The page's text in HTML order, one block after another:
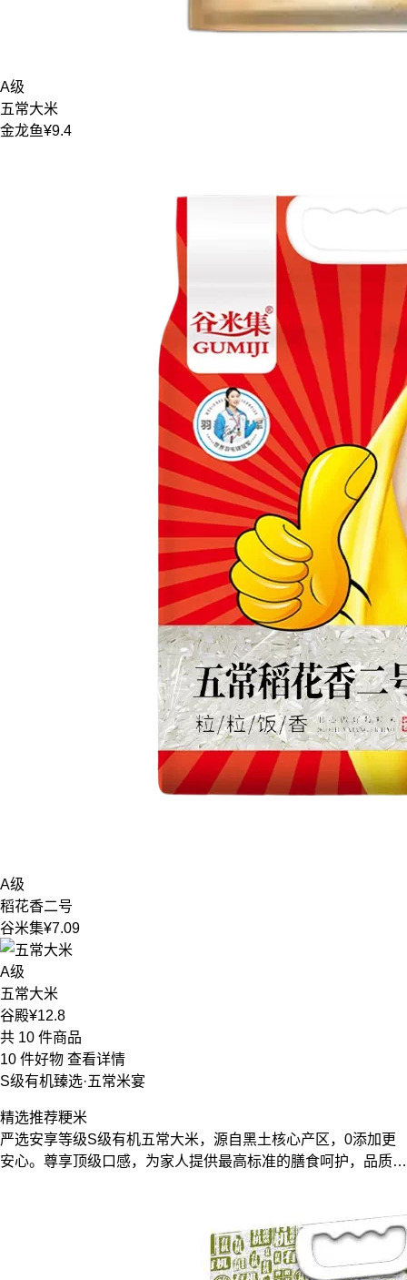
A级
五常大米
金龙鱼¥9.4
A级
稻花香二号
谷米集¥7.09
A级
五常大米
谷殿¥12.8
共 10 件商品
10 件好物 查看详情
S级有机臻选·五常米宴
精选推荐粳米
严选安享等级S级有机五常大米，源自黑土核心产区，0添加更
安心。尊享顶级口感，为家人提供最高标准的膳食呵护，品质生